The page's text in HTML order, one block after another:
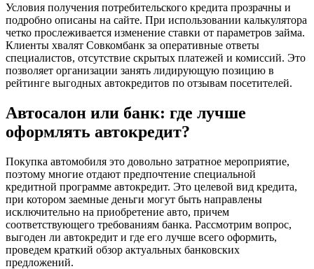
Условия получения потребительского кредита прозрачны и
подробно описаны на сайте. При использовании калькулятора
четко прослеживается изменение ставки от параметров займа.
Клиенты хвалят Совкомбанк за оперативные ответы
специалистов, отсутствие скрытых платежей и комиссий. Это
позволяет организации занять лидирующую позицию в
рейтинге выгодных автокредитов по отзывам посетителей.
Автосалон или банк: где лучше
оформлять автокредит?
Покупка автомобиля это довольно затратное мероприятие,
поэтому многие отдают предпочтение специальной
кредитной программе автокредит. Это целевой вид кредита,
при котором заемные деньги могут быть направлены
исключительно на приобретение авто, причем
соответствующего требованиям банка. Рассмотрим вопрос,
выгоден ли автокредит и где его лучше всего оформить,
проведем краткий обзор актуальных банковских
предложений.